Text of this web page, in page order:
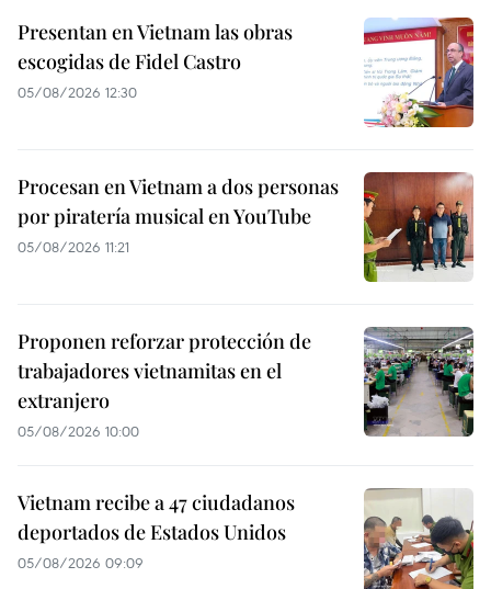
Presentan en Vietnam las obras
escogidas de Fidel Castro
05/08/2026 12:30
Procesan en Vietnam a dos personas
por piratería musical en YouTube
05/08/2026 11:21
Proponen reforzar protección de
trabajadores vietnamitas en el
extranjero
05/08/2026 10:00
Vietnam recibe a 47 ciudadanos
deportados de Estados Unidos
05/08/2026 09:09